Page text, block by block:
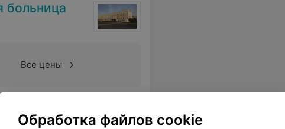
больница
Все цены
Обработка файлов cookie